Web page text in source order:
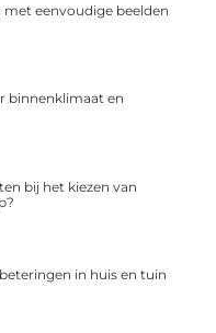
met eenvoudige beelden
binnenklimaat en
bij het kiezen van
in huis en tuin